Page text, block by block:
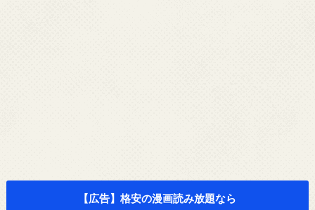
【広告】格安の漫画読み放題なら